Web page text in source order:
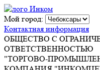
Мой город:
Контактная информация
ОБЩЕСТВО С
ОТВЕТСТВЕННОСТЬЮ
"ТОРГОВО-